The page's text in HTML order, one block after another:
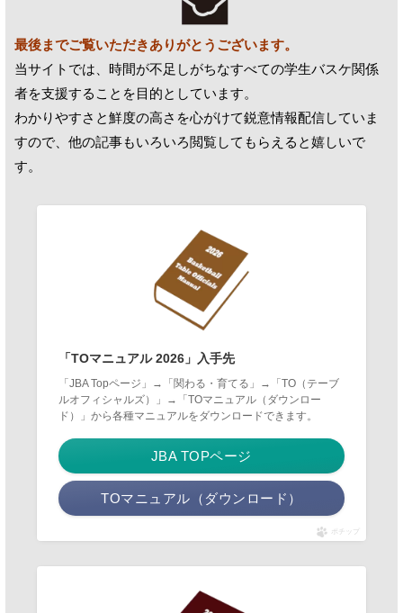
最後までご覧いただきありがとうございます。
当サイトでは、時間が不足しがちなすべての学生バスケ関係
者を支援することを目的としています。
わかりやすさと鮮度の高さを心がけて鋭意情報配信していま
すので、他の記事もいろいろ閲覧してもらえると嬉しいで
す。
「TOマニュアル 2026」入手先
「JBA Topページ」→「関わる・育てる」→「TO（テーブ
ルオフィシャルズ）」→「TOマニュアル（ダウンロー
ド）」から各種マニュアルをダウンロードできます。
JBA TOPページ
TOマニュアル（ダウンロード）
ポチップ